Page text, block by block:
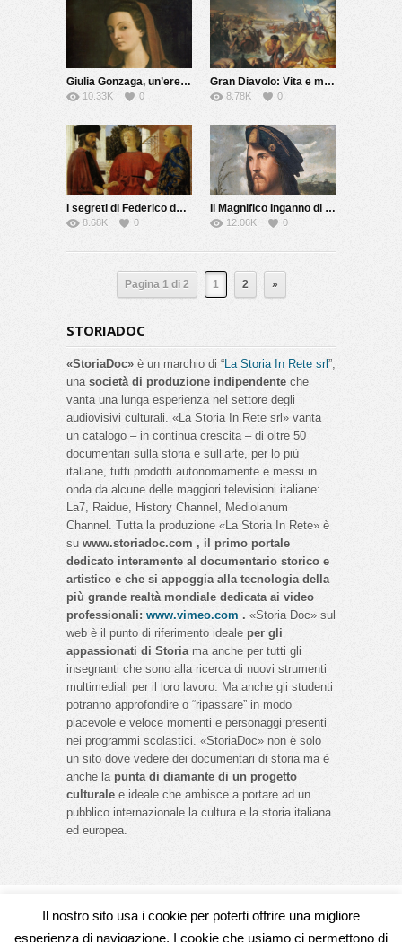
Giulia Gonzaga, un’eretica del Cinquecento
10.33K 0
Gran Diavolo: Vita e morte di Giovanni dalle Bande Nere
8.78K 0
I segreti di Federico da Montefeltro
8.68K 0
Il Magnifico Inganno di Cesare Borgia
12.06K 0
Pagina 1 di 2 1 2 »
STORIADOC
«StoriaDoc» è un marchio di “La Storia In Rete srl ”,
una società di produzione indipendente che
vanta una lunga esperienza nel settore degli
audiovisivi culturali. «La Storia In Rete srl» vanta
un catalogo – in continua crescita – di oltre 50
documentari sulla storia e sull’arte, per lo più
italiane, tutti prodotti autonomamente e messi in
onda da alcune delle maggiori televisioni italiane:
La7, Raidue, History Channel, Mediolanum
Channel. Tutta la produzione «La Storia In Rete» è
su www.storiadoc.com , il primo portale
dedicato interamente al documentario storico e
artistico e che si appoggia alla tecnologia della
più grande realtà mondiale dedicata ai video
professionali: www.vimeo.com . «Storia Doc» sul
web è il punto di riferimento ideale per gli
appassionati di Storiama anche per tutti gli
insegnanti che sono alla ricerca di nuovi strumenti
multimediali per il loro lavoro. Ma anche gli studenti
potranno approfondire o “ripassare” in modo
piacevole e veloce momenti e personaggi presenti
nei programmi scolastici. «StoriaDoc» non è solo
un sito dove vedere dei documentari di storia ma è
anche la punta di diamante di un progetto
culturale e ideale che ambisce a portare ad un
pubblico internazionale la cultura e la storia italiana
ed europea.
Seguici su
Il nostro sito usa i cookie per poterti offrire una migliore
esperienza di navigazione. I cookie che usiamo ci permettono di